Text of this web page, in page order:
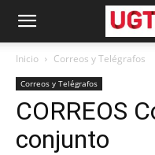
Inicio Correos y Telégrafos
Correos y Telégrafos
CORREOS
conjunto